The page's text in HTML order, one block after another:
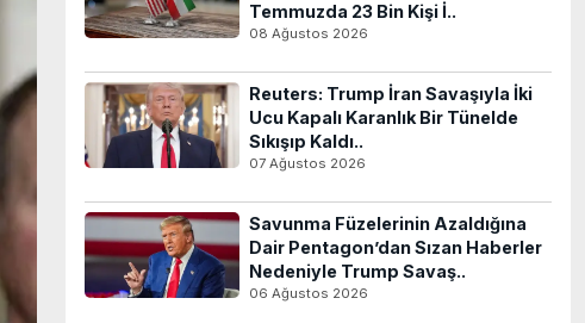
Temmuzda 23 Bin Kişi İ..
08 Ağustos 2026
Reuters: Trump İran Savaşıyla İki
Ucu Kapalı Karanlık Bir Tünelde
Sıkışıp Kaldı..
07 Ağustos 2026
Savunma Füzelerinin Azaldığına
Dair Pentagon’dan Sızan Haberler
Nedeniyle Trump Savaş..
06 Ağustos 2026